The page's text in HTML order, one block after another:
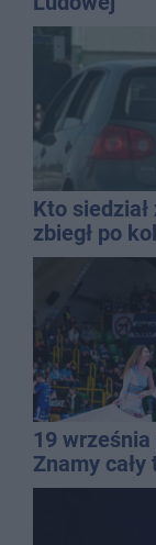
Kto
zbiegł po
19
Znamy